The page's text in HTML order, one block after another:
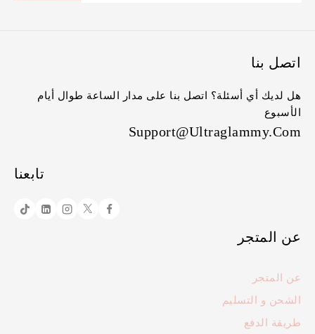
اتصل بنا
هل لديك أي أسئلة؟ اتصل بنا على مدار الساعة طوال أيام
الأسبوع
Support@ultraglammy.com
تابعنا
عن المتجر
عن المتجر
الشحن و التسليم
طريقة الدفع